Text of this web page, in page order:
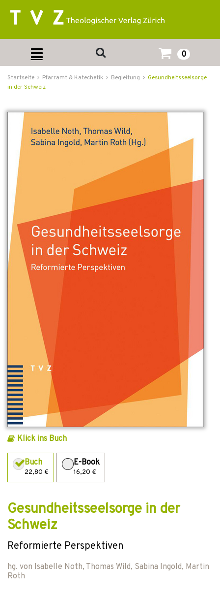
0
Startseite Pfarramt & Katechetik Begleitung
Gesundheitsseelsorge
in der Schweiz
Klick ins Buch
Buch
22,80 €
E-Book
16,20 €
Gesundheitsseelsorge in der
Schweiz
Reformierte Perspektiven
hg. von Isabelle Noth, Thomas Wild, Sabina Ingold, Martin
Roth